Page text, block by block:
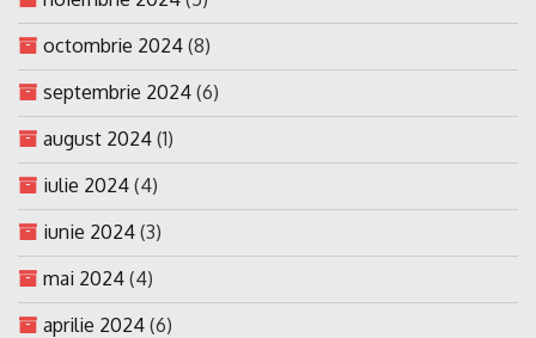
octombrie 2024 (8)
septembrie 2024 (6)
august 2024 (1)
iulie 2024 (4)
iunie 2024 (3)
mai 2024 (4)
aprilie 2024 (6)